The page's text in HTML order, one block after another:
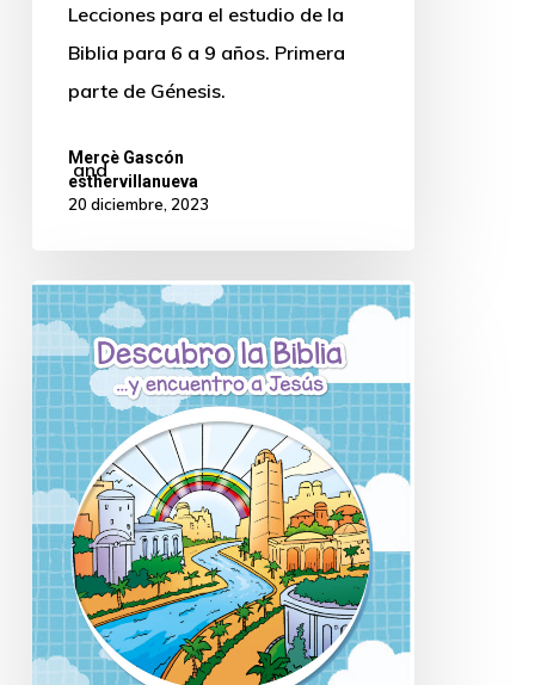
Lecciones para el estudio de la
Biblia para 6 a 9 años. Primera
parte de Génesis.
Mercè Gascón
and
esthervillanueva
20 diciembre, 2023